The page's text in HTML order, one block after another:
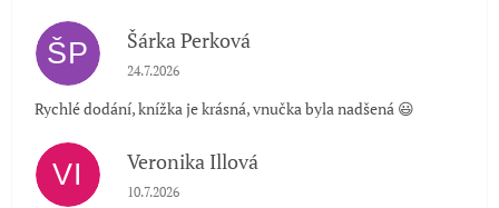
ŠP Šárka Perková
Hodnocení obchodu je 5 z 5 hvězdiček.
24.7.2026
Rychlé dodání, knížka je krásná, vnučka byla nadšená 😃
VI Veronika Illová
Hodnocení obchodu je 5 z 5 hvězdiček.
10.7.2026